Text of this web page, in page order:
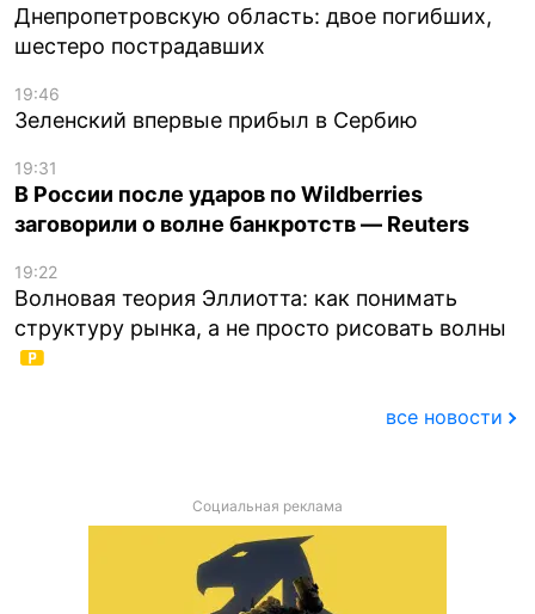
Днепропетровскую область: двое погибших,
шестеро пострадавших
19:46
Зеленский впервые прибыл в Сербию
19:31
В России после ударов по Wildberries
заговорили о волне банкротств — Reuters
19:22
Волновая теория Эллиотта: как понимать
структуру рынка, а не просто рисовать волны
все новости
Социальная реклама